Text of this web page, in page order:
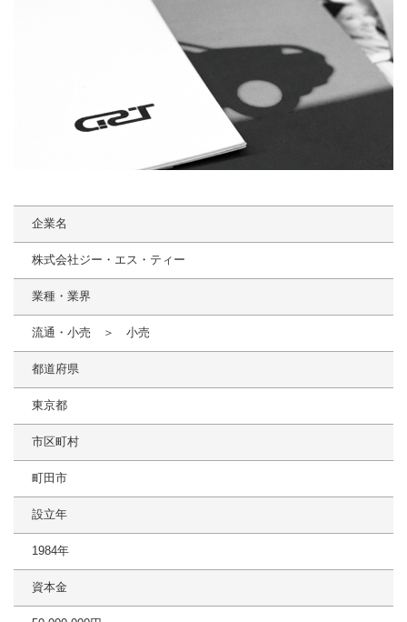
企業名
株式会社ジー・エス・ティー
業種・業界
流通・小売 ＞ 小売
都道府県
東京都
市区町村
町田市
設立年
1984年
資本金